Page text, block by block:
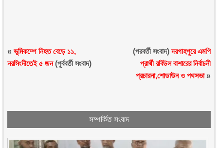
«ভূমিকম্পে নিহত বেড়ে ১১,
নরসিংদীতেই ৫ জন(পূর্ববর্তী সংবাদ)
(পরবর্তী সংবাদ)দরগাহপুরে এমপি
প্রার্থী রবিউল বাশারের নির্বাচনী
প্রচারনা,শোডাউন ও পথসভা»
সম্পর্কিত সংবাদ